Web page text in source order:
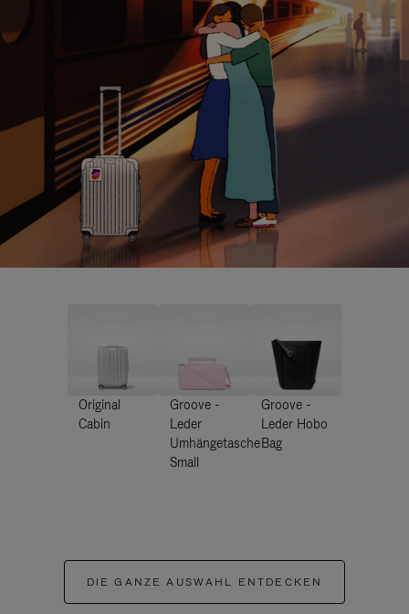
Original
Cabin
Groove -
Leder
Umhängetasche
Small
Groove -
Leder Hobo
Bag
DIE GANZE AUSWAHL ENTDECKEN